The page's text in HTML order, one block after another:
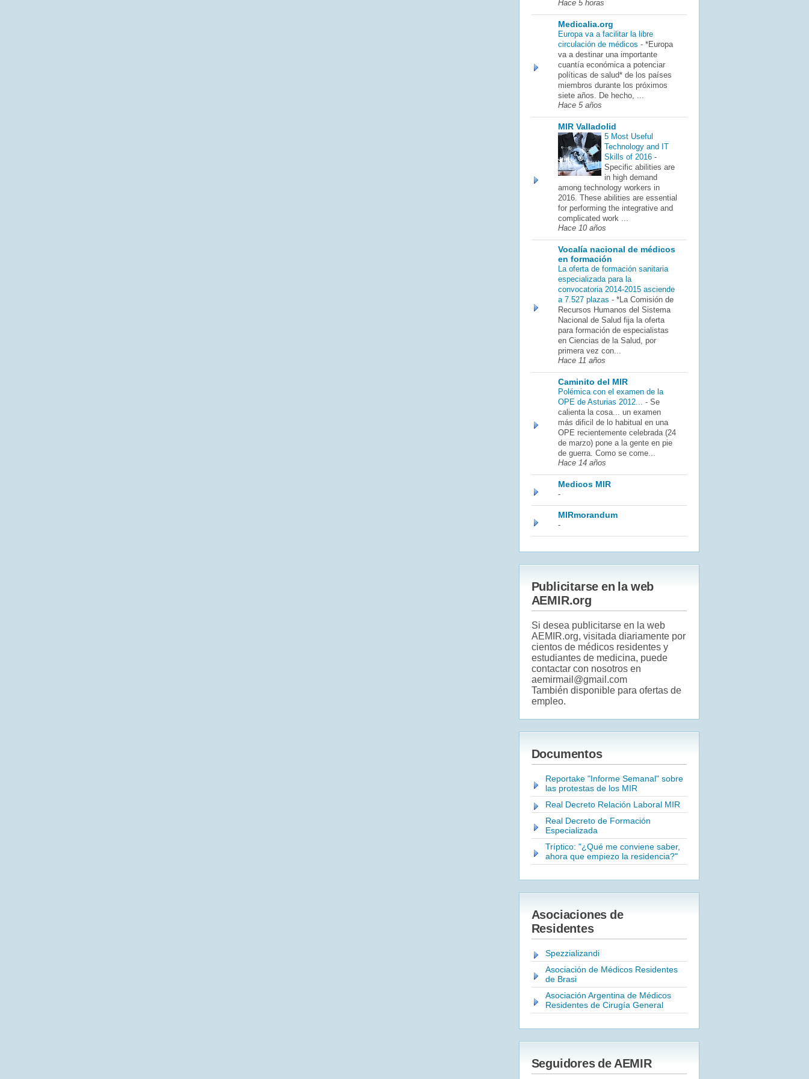
Hace 5 horas
Medicalia.org
Europa va a facilitar la libre
circulación de médicos - *Europa
va a destinar una importante
cuantía económica a potenciar
políticas de salud* de los países
miembros durante los próximos
siete años. De hecho, ...
Hace 5 años
MIR Valladolid
5 Most Useful
Technology and IT
Skills of 2016 -
Specific abilities are
in high demand
among technology workers in
2016. These abilities are essential
for performing the integrative and
complicated work ...
Hace 10 años
Vocalía nacional de médicos
en formación
La oferta de formación sanitaria
especializada para la
convocatoria 2014-2015 asciende
a 7.527 plazas - *La Comisión de
Recursos Humanos del Sistema
Nacional de Salud fija la oferta
para formación de especialistas
en Ciencias de la Salud, por
primera vez con...
Hace 11 años
Caminito del MIR
Polémica con el examen de la
OPE de Asturias 2012... - Se
calienta la cosa... un examen
más dificil de lo habitual en una
OPE recientemente celebrada (24
de marzo) pone a la gente en pie
de guerra. Como se come...
Hace 14 años
Medicos MIR
-
MIRmorandum
-
Publicitarse en la web
AEMIR.org
Si desea publicitarse en la web
AEMIR.org, visitada diariamente por
cientos de médicos residentes y
estudiantes de medicina, puede
contactar con nosotros en
aemirmail@gmail.com
También disponible para ofertas de
empleo.
Documentos
Reportake "Informe Semanal" sobre
las protestas de los MIR
Real Decreto Relación Laboral MIR
Real Decreto de Formación
Especializada
Tríptico: "¿Qué me conviene saber,
ahora que empiezo la residencia?"
Asociaciones de
Residentes
Spezzializandi
Asociación de Médicos Residentes
de Brasi
Asociación Argentina de Médicos
Residentes de Cirugía General
Seguidores de AEMIR